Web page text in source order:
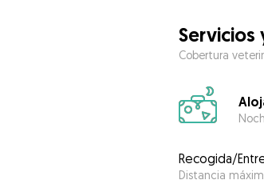
Servicios
Cobertura
Recogida/
Distancia